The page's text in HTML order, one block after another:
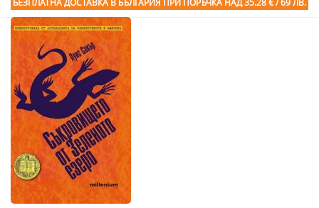
БЕЗПЛАТНА ДОСТАВКА В БЪЛГАРИЯ ПРИ ПОРЪЧКА НАД 35.28 € / 69 ЛВ.